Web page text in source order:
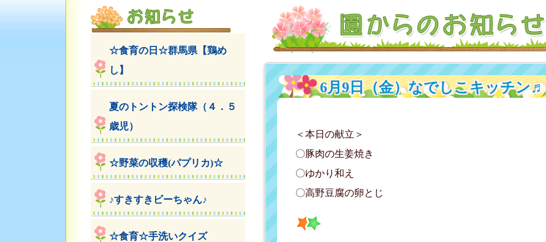
6月9日（金）なでしこキッチン♬
＜本日の献立＞
〇豚肉の生姜焼き
〇ゆかり和え
〇高野豆腐の卵とじ
☆食育の日☆群馬県【鶏め
し】
夏のトントン探検隊（４．５
歳児）
☆野菜の収穫(パプリカ)☆
♪すきすきビーちゃん♪
☆食育☆手洗いクイズ